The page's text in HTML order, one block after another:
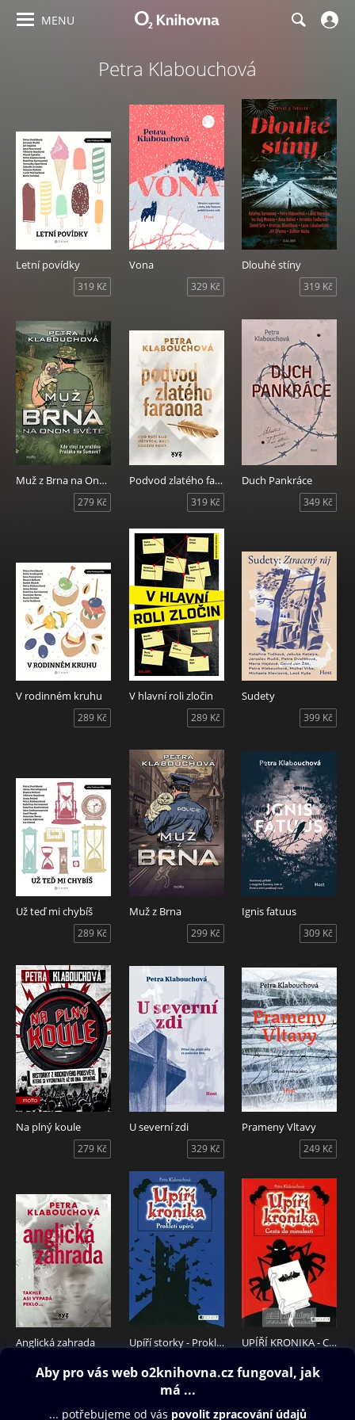
MENU
Petra Klabouchová
Letní povídky
319 Kč
Vona
329 Kč
Dlouhé stíny
319 Kč
Muž z Brna na Onom Světě
279 Kč
Podvod zlatého faraona
319 Kč
Duch Pankráce
349 Kč
V rodinném kruhu
289 Kč
V hlavní roli zločin
289 Kč
Sudety
399 Kč
Už teď mi chybíš
289 Kč
Muž z Brna
299 Kč
Ignis fatuus
309 Kč
Na plný koule
279 Kč
U severní zdi
329 Kč
Prameny Vltavy
249 Kč
Anglická zahrada
299 Kč
Upíří storky - Prokletí upírů UPÍŘÍ KRONIKA - Cesta do minulosti
99 Kč
Obsah ke stažení